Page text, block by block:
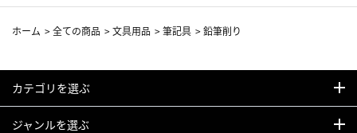
ホーム >全ての商品 >文具用品 >筆記具 >鉛筆削り
カテゴリを選ぶ
ジャンルを選ぶ